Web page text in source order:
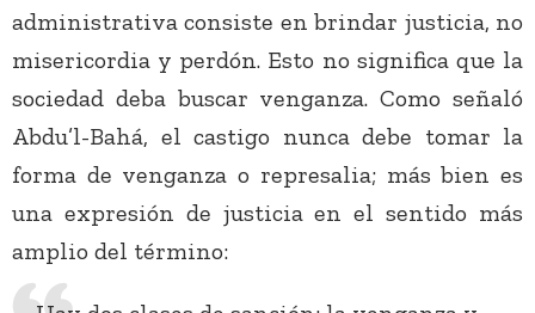
administrativa consiste en brindar justicia, no
misericordia y perdón. Esto no significa que la
sociedad deba buscar venganza. Como señaló
Abdu’l-Bahá, el castigo nunca debe tomar la
forma de venganza o represalia; más bien es
una expresión de justicia en el sentido más
amplio del término: